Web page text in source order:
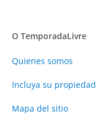
O TemporadaLivre
Quienes somos
Incluya su propiedad
Mapa del sitio